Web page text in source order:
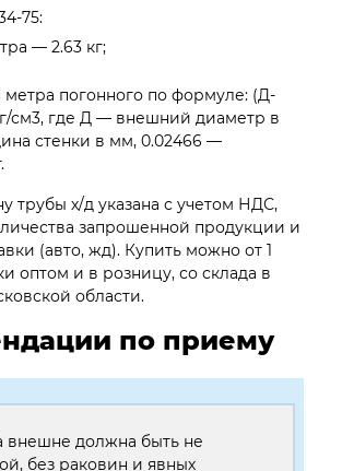
75:
— 2.63 кг;
метра погонного по формуле: (Д-
см3, где Д — внешний диаметр в
стенки в мм, 0.02466 —
трубы х/д указана с учетом НДС,
запрошенной продукции и
(авто, жд). Купить можно от 1
оптом и в розницу, со склада в
области.
по приему
внешне должна быть не
без раковин и явных